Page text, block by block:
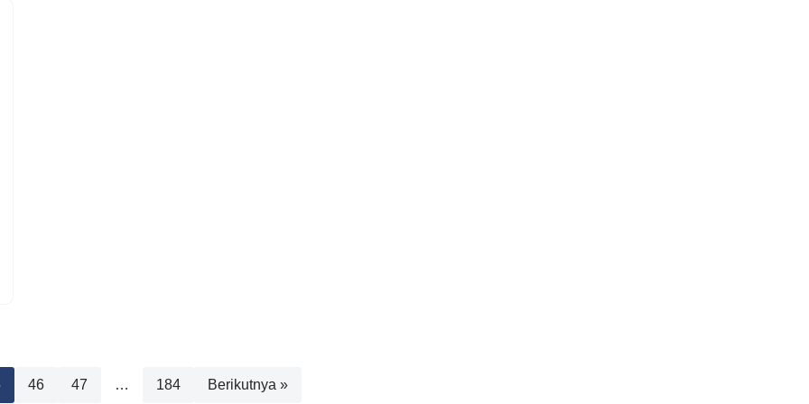
46 47 … 184 Berikutnya »